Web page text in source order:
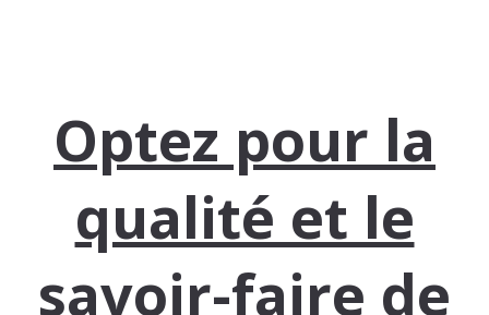
Optez pour la
qualité et le
savoir-faire de